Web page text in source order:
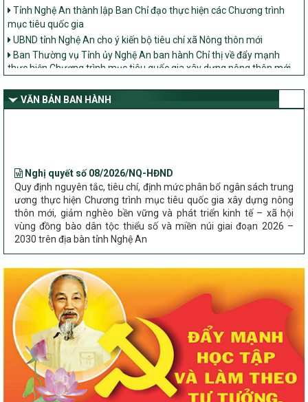
mục tiêu quốc gia
UBND tỉnh Nghệ An cho ý kiến bộ tiêu chí xã Nông thôn mới
Ban Thường vụ Tỉnh ủy Nghệ An ban hành Chỉ thị về đẩy mạnh
thực hiện Chương trình mục tiêu quốc gia xây dựng nông thôn mới,
giảm nghèo bền vững và phát triển kinh tế – xã hội vùng đồng bào
Nghệ An
Bộ Dân tộc và Tôn giáo làm việc với UBND tỉnh về tình hình thực
VĂN BẢN BAN HÀNH
Quy định nguyên tắc, tiêu chí, định mức phân bổ ngân sách trung
ương thực hiện Chương trình mục tiêu quốc gia xây dựng nông
thôn mới, giảm nghèo bền vững và phát triển kinh tế – xã hội
vùng đồng bào dân tộc thiểu số và miền núi giai đoạn 2026 –
2030 trên địa bàn tỉnh Nghệ An
Chỉ Thị số 22-CT/TU
về đẩy mạnh thực hiện Chương trình mục tiêu quốc gia xây dựng
nông thôn mới, giảm nghèo bền vững và phát triển kinh tế – xã
hội vùng đồng bào dân tộc thiểu số và miền núi giai đoạn 2026 –
2030 trên địa bàn tỉnh Nghệ An
Quyết định số 2490/QĐ-UBND
Về việc thành lập Ban Chỉ đạo Chương trình mục tiều quốc gia xây
dựng nông thôn mới, giảm nghèo bền vững và phát triển kinh tế –
xã hội vùng đồng bào dân tộc thiểu số và miền núi giai đoạn 2026
-2030 tỉnh Nghệ An
Thông tư Số 23/2026/TT-BNNMT